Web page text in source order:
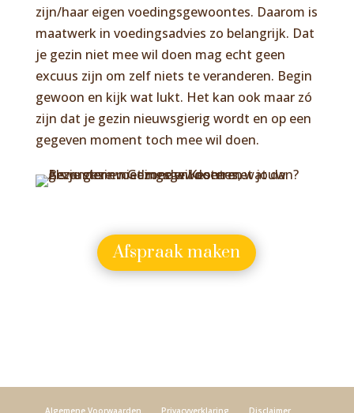
zijn/haar eigen voedingsgewoontes. Daarom is
maatwerk in voedingsadvies zo belangrijk. Dat
je gezin niet mee wil doen mag echt geen
excuus zijn om zelf niets te veranderen. Begin
gewoon en kijk wat lukt. Het kan ook maar zó
zijn dat je gezin nieuwsgierig wordt en op een
gegeven moment toch mee wil doen.
Afspraak maken
Algemene Voorwaarden Privacyverklaring Disclaimer